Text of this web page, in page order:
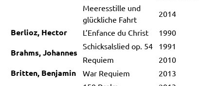
Meeresstille und
glückliche Fahrt
2014
Berlioz, Hector L’Enfance du Christ 1990
Brahms, Johannes
Schicksalslied op. 54
1991
Requiem
2010
Britten, Benjamin War Requiem 2013